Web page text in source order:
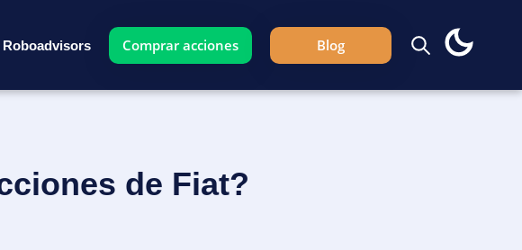
Roboadvisors Comprar acciones Blog
de Fiat?